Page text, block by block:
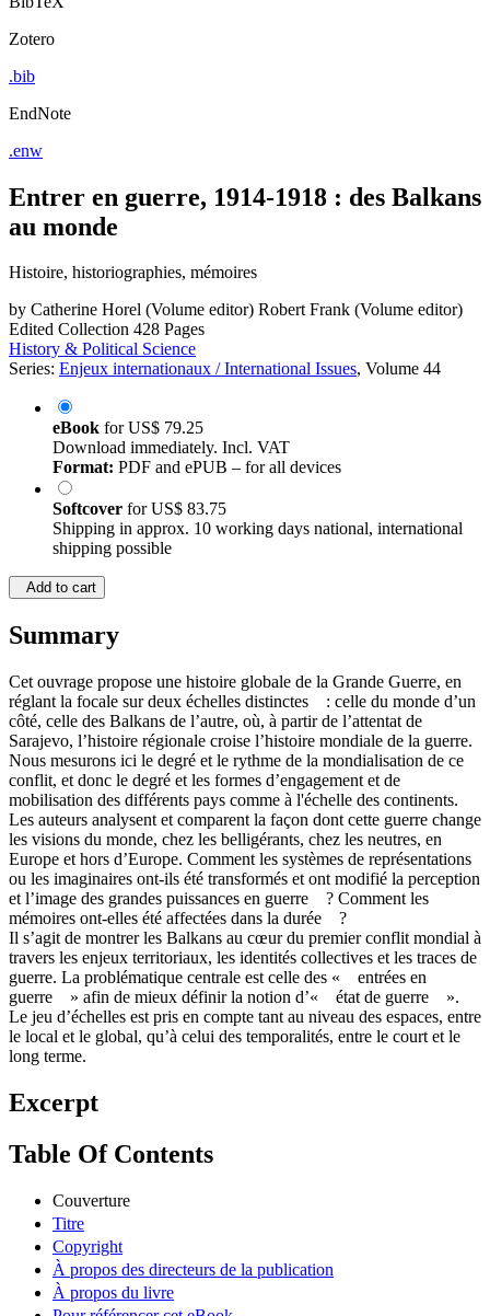
Zotero
.bib
EndNote
.enw
Entrer en guerre, 1914-1918 : des Balkans
au monde
Histoire, historiographies, mémoires
by Catherine Horel (Volume editor) Robert Frank (Volume editor)
Edited Collection 428 Pages
History & Political Science
Series: Enjeux internationaux / International Issues, Volume 44
eBook forUS$ 79.25
Download immediately. Incl. VAT
Format: PDF and ePUB – for all devices
Softcover forUS$ 83.75
Shipping in approx. 10 working days national, international
shipping possible
Add to cart
Summary
Cet ouvrage propose une histoire globale de la Grande Guerre, en
réglant la focale sur deux échelles distinctes : celle du monde d’un
côté, celle des Balkans de l’autre, où, à partir de l’attentat de
Sarajevo, l’histoire régionale croise l’histoire mondiale de la guerre.
Nous mesurons ici le degré et le rythme de la mondialisation de ce
conflit, et donc le degré et les formes d’engagement et de
mobilisation des différents pays comme à l'échelle des continents.
Les auteurs analysent et comparent la façon dont cette guerre change
les visions du monde, chez les belligérants, chez les neutres, en
Europe et hors d’Europe. Comment les systèmes de représentations
ou les imaginaires ont-ils été transformés et ont modifié la perception
et l’image des grandes puissances en guerre ? Comment les
mémoires ont-elles été affectées dans la durée ?
Il s’agit de montrer les Balkans au cœur du premier conflit mondial à
travers les enjeux territoriaux, les identités collectives et les traces de
guerre. La problématique centrale est celle des « entrées en
guerre » afin de mieux définir la notion d’« état de guerre ».
Le jeu d’échelles est pris en compte tant au niveau des espaces, entre
le local et le global, qu’à celui des temporalités, entre le court et le
long terme.
Excerpt
Table Of Contents
Couverture
Titre
Copyright
À propos des directeurs de la publication
À propos du livre